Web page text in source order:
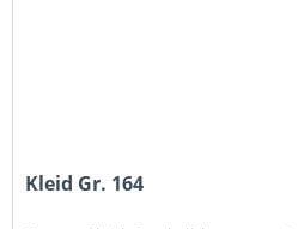
Kleid Gr. 164